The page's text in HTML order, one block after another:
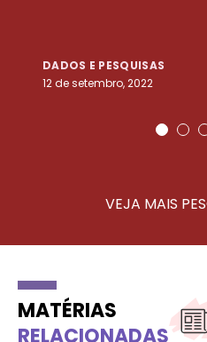
DADOS E PESQUISAS
12 de setembro, 2022
VEJA MAIS
MATÉRIAS
RELACIONADAS